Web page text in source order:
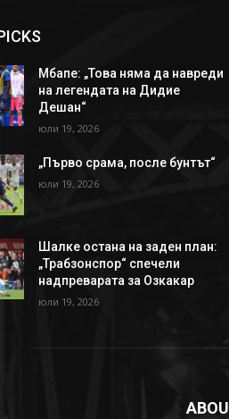
Мбапе: „Това няма да навреди
на легендата на Дидие
Дешан“
юли 19, 2026
„Първо срама, после бунтът“
юли 19, 2026
Шалке остана на заден план:
„Трабзонспор“ спечели
надпреварата за Озкакар
юли 19, 2026